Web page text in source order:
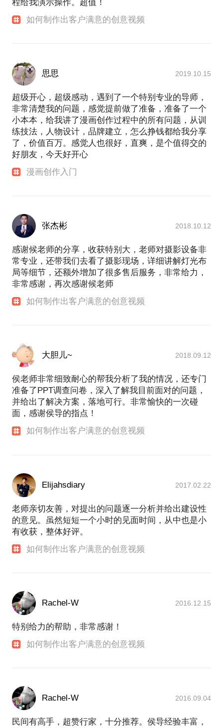
程给我演示操作。超值！
如何制作出客户满意的创意视频
思思 2019.10.15
超级开心，超级感动，遇到了一个特别专业的导师，
非常清楚我的问题，感觉提前做了准备，准备了一个
小本本，给我讲了漫画创作过程中的所有问题，从训
练技法，人物设计，品牌建立，怎么挣钱都给我分享
了，价值百万。感觉人也很好，直爽，是个值得交的
好朋友，今天好开心
漫画创作入门
张杰彬 2018.10.12
感谢候老师的分享，收获特别大，老师对摄影设备非
常专业，还带我们去看了摄影现场，详细讲解灯光布
局等细节，还额外增加了很多售后服务，非常给力，
非常感谢，再次感谢候老师
如何制作出客户满意的创意视频
大胆儿~ 2018.09.12
侯老师非常细致耐心的帮我分析了我的情况，还专门
准备了PPT调查问卷，深入了解我目前面对的问题，
并给出了解决方案，落地可行。非常愉快的一次碰
面，感谢侯导的指点！
如何制作出客户满意的创意视频
Elijahsdiary 2017.02.22
老师亲切友善，对提出的问题逐一分析并给出建设性
的意见。虽然短短一个小时的见面时间，从中也是小
有收获，整体好评。
如何制作出客户满意的创意视频
Rachel-W 2016.12.15
特别给力的帮助，非常感谢！
如何制作出客户满意的创意视频
Rachel-W 2016.09.04
民间有高手，超赞行家，十分推荐。侯导经验丰富，